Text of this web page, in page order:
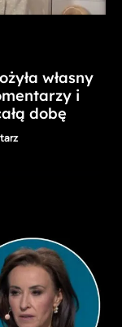
własny
i
dobę